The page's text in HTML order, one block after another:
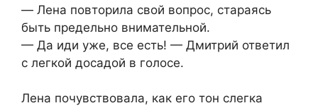
— Лена повторила свой вопрос, стараясь
быть предельно внимательной.
— Да иди уже, все есть! — Дмитрий ответил
с легкой досадой в голосе.
Лена почувствовала, как его тон слегка